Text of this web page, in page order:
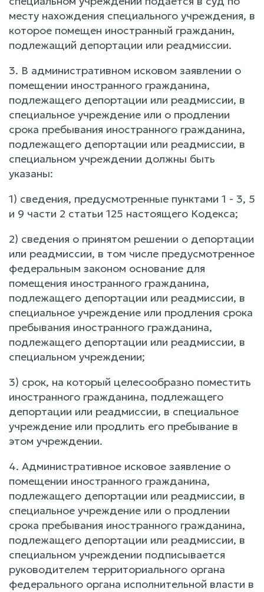
месту нахождения специального учреждения, в
которое помещен иностранный гражданин,
подлежащий депортации или реадмиссии.
3. В административном исковом заявлении о
помещении иностранного гражданина,
подлежащего депортации или реадмиссии, в
специальное учреждение или о продлении
срока пребывания иностранного гражданина,
подлежащего депортации или реадмиссии, в
специальном учреждении должны быть
указаны:
1) сведения, предусмотренные пунктами 1 - 3, 5
и 9 части 2 статьи 125 настоящего Кодекса;
2) сведения о принятом решении о депортации
или реадмиссии, в том числе предусмотренное
федеральным законом основание для
помещения иностранного гражданина,
подлежащего депортации или реадмиссии, в
специальное учреждение или продления срока
пребывания иностранного гражданина,
подлежащего депортации или реадмиссии, в
специальном учреждении;
3) срок, на который целесообразно поместить
иностранного гражданина, подлежащего
депортации или реадмиссии, в специальное
учреждение или продлить его пребывание в
этом учреждении.
4. Административное исковое заявление о
помещении иностранного гражданина,
подлежащего депортации или реадмиссии, в
специальное учреждение или о продлении
срока пребывания иностранного гражданина,
подлежащего депортации или реадмиссии, в
специальном учреждении подписывается
руководителем территориального органа
федерального органа исполнительной власти в